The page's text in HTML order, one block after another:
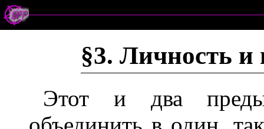
§3. Личность и
Этот и два